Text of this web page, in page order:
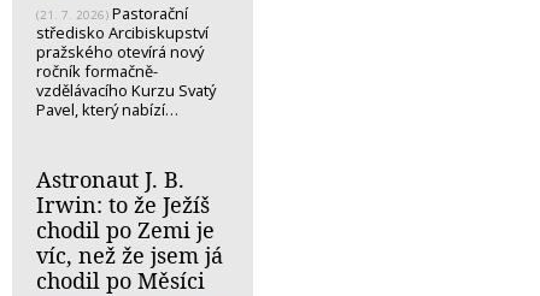
(21. 7. 2026) Pastorační
středisko Arcibiskupství
pražského otevírá nový
ročník formačně-
vzdělávacího Kurzu Svatý
Pavel, který nabízí…
Astronaut J. B.
Irwin: to že Ježíš
chodil po Zemi je
víc, než že jsem já
chodil po Měsíci